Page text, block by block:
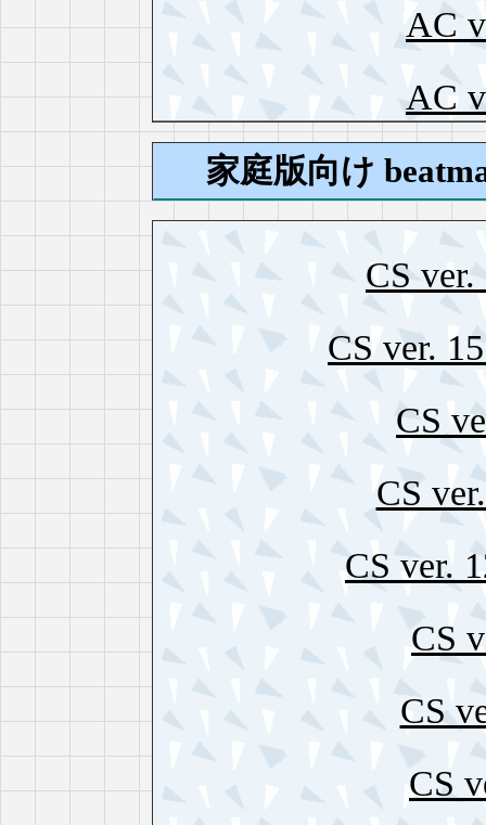
AC
AC
家庭版向け
CS
CS ver.
CS
CS
CS ver.
CS
CS
CS